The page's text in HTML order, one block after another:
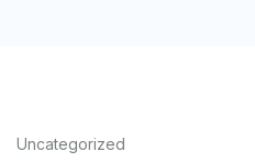
Uncategorized